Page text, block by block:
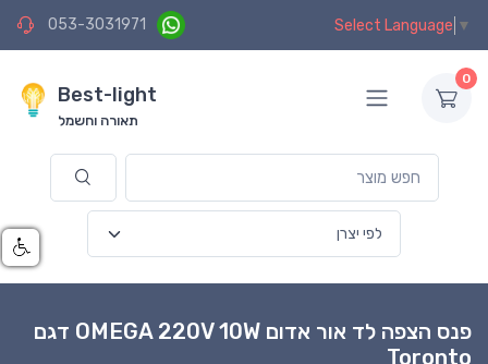
053-3031971 Select Language ▼
Best-light
תאורה וחשמל
0
פנס הצפה לד אור אדום OMEGA 220V 10W דגם
Toronto